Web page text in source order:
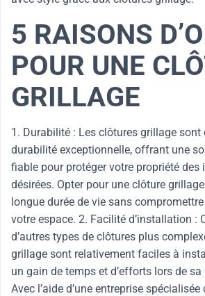
5 RAISONS
POUR UNE
GRILLAGE
1. Durabilité : Les clôtures grillage sont
durabilité exceptionnelle, offrant une
fiable pour protéger votre propriété des
désirées. Opter pour une clôture
longue durée de vie sans
votre espace. 2. Facilité d’installation :
d’autres types de clôtures plus
grillage sont relativement faciles à
un gain de temps et d’efforts lors de
Avec l’aide d’une entreprise